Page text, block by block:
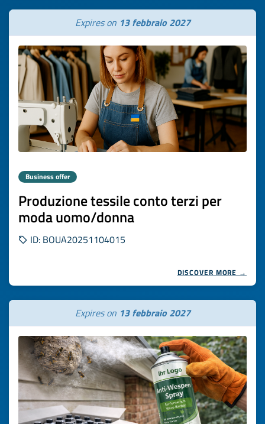
Expires on 13 febbraio 2027
Business offer
Produzione tessile conto terzi per
moda uomo/donna
ID: BOUA20251104015
DISCOVER MORE →
Expires on 13 febbraio 2027